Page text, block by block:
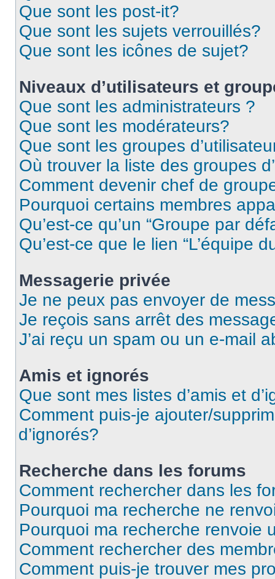
Que sont les post-it?
Que sont les sujets verrouillés?
Que sont les icônes de sujet?
Niveaux d’utilisateurs et
Que sont les administrateurs ?
Que sont les modérateurs?
Que sont les groupes
Où trouver la liste des groupes
Comment devenir chef de
Pourquoi certains membres
Qu’est-ce qu’un “Groupe par
Qu’est-ce que le lien “L’équipe
Messagerie privée
Je ne peux pas envoyer de
Je reçois sans arrêt des
J’ai reçu un spam ou un e-mail
Amis et ignorés
Que sont mes listes d’amis et
Comment puis-je ajouter/
d’ignorés?
Recherche dans les forums
Comment rechercher dans les
Pourquoi ma recherche ne
Pourquoi ma recherche renvoie
Comment rechercher des
Comment puis-je trouver mes